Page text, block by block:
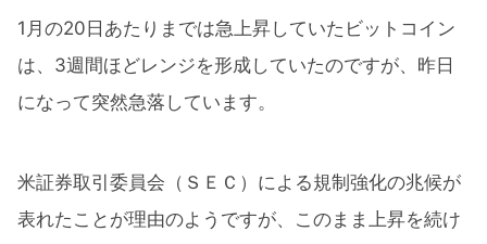
1月の20日あたりまでは急上昇していたビットコイン
は、3週間ほどレンジを形成していたのですが、昨日
になって突然急落しています。
米証券取引委員会（ＳＥＣ）による規制強化の兆候が
表れたことが理由のようですが、このまま上昇を続け